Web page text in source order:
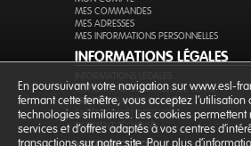
MES COMMANDES
MES ADRESSES
MES INFORMATIONS PERSONNELLES
INFORMATIONS LÉGALES
CONDITIONS GÉNÉRALES DE VENTE
PROTECTION DES DONNÉES
EXPÉDITION ET RETOURS
PAIEMENT SÉCURISÉ
En poursuivant votre navigation sur www.esl-
fermant cette fenêtre, vous acceptez l’utilisation
technologies similaires. Les cookies
services et d'offres adaptés à vos centres